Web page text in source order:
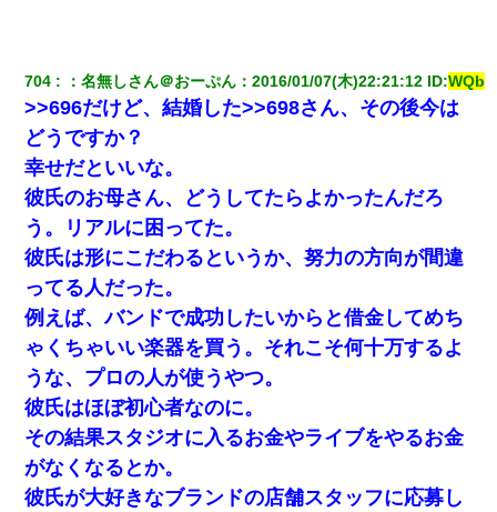
ＤＮＡ検査『血縁関係０％』旦那「やっぱり托卵だったんだ…」
嫁「本当に身に覚えがない」「なにかの間違いだ！取り違え
だ！」→ 嫁「あっ」
【唖然】帰宅したら旦那のスポーツカーが消えていた。警察『目
立つし、すぐ見つかるかもしれません』→ 数時間後・・警察『××
さんご存じですか？』
子供の頃、母の弟にイタズラされてて中学に入ってから関係を持
ってしまった。拒絶したら「全部バラしてやる」と脅迫されたの
で両親に全部話した。
我が家のガレージに見知らぬ車。俺「もしもし、玄関にもシャッ
ターリモコンあるだろ？DOWNのボタン押してｗ」→ 待つこと１
時間弱・・・
最近うちの庭に知らない男の人がしょっちゅう入ってくる。それ
を職場で愚痴ったら、同僚男性が怒鳴りつけてきた。
704 ：名無しさん＠おーぷん ：2016/01/07(木)22:21:12 ID:WQb
>>696だけど、結婚した>>698さん、その後今は
どうですか？
幸せだといいな。
彼氏のお母さん、どうしてたらよかったんだろ
う。リアルに困ってた。
彼氏は形にこだわるというか、努力の方向が間違
ってる人だった。
例えば、バンドで成功したいからと借金してめち
ゃくちゃいい楽器を買う。それこそ何十万するよ
うな、プロの人が使うやつ。
彼氏はほぼ初心者なのに。
その結果スタジオに入るお金やライブをやるお金
がなくなるとか。
彼氏が大好きなブランドの店舗スタッフに応募し